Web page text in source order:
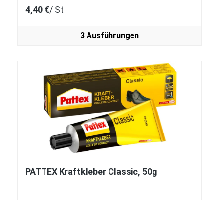
4,40 €/ St
3 Ausführungen
PATTEX Kraftkleber Classic, 50g